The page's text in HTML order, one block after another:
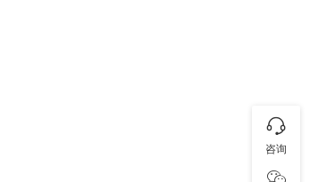
咨询